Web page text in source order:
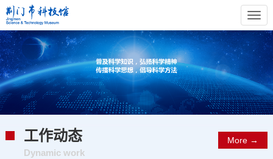
工作动态
Dynamic work
More →